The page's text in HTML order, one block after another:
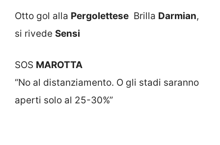
Otto gol alla Pergolettese Brilla Darmian,
si rivede Sensi
SOS MAROTTA
“No al distanziamento. O gli stadi saranno
aperti solo al 25-30%”